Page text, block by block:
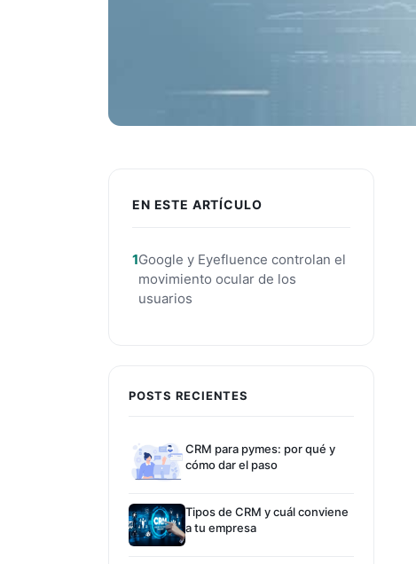
EN ESTE ARTÍCULO
Google y Eyefluence controlan el
movimiento ocular de los
usuarios
POSTS RECIENTES
CRM para pymes: por qué y
cómo dar el paso
Tipos de CRM y cuál conviene
a tu empresa